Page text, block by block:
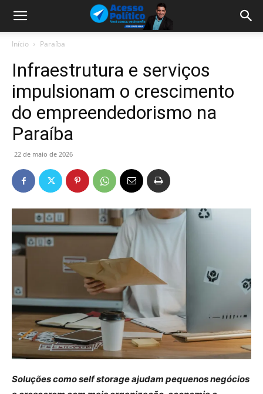
Início Paraíba
Infraestrutura e serviços
impulsionam o crescimento
do empreendedorismo na
Paraíba
22 de maio de 2026
Soluções como self storage ajudam pequenos negócios